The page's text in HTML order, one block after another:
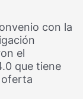
con la
el
que tiene